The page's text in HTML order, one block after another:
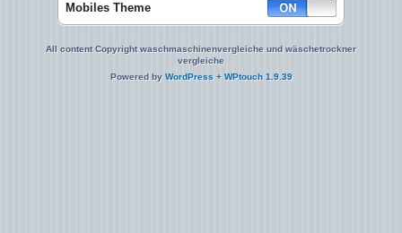
Mobiles Theme
All content Copyright waschmaschinenvergleiche und wäschetrockner
vergleiche
Powered by WordPress + WPtouch 1.9.39